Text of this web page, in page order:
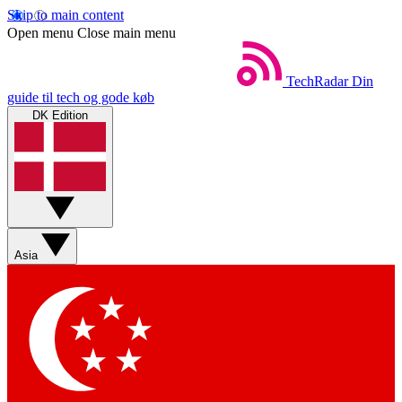
Skip to main content
Open menu Close main menu
TechRadar Din
guide til tech og gode køb
DK Edition
Asia